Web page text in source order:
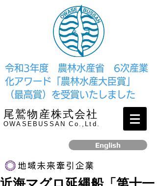
​令和3年度 農林水産省 6次産業
化アワード「農林水産大臣賞」
（最高賞）を受賞いたしました
尾鷲物産株式会社
OWASEBUSSAN Co.,Ltd.
English